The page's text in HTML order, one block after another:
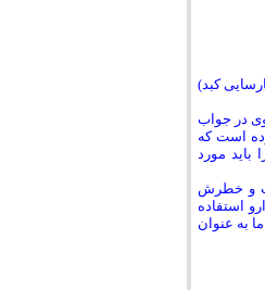
20 سال به آسیب جدی کبد (نارسایی کبد)
در جواب
است که
را باید مورد
و خطرش
استفاده
به عنوان